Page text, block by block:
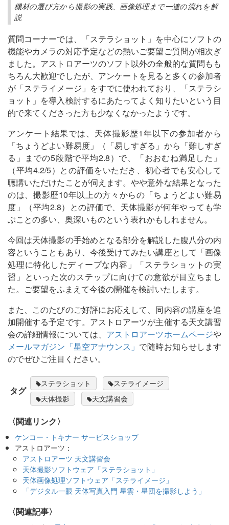
機材の選び方から撮影の実践、画像処理まで一連の流れを解
説
質問コーナーでは、「ステラショット」を中心にソフトの
機能やカメラの対応予定などの熱いご要望ご質問が相次ぎ
ました。アストロアーツのソフト以外の全般的な質問もも
ちろん大歓迎でしたが、アンケートを見ると多くの参加者
が「ステライメージ」をすでに使われており、「ステラシ
ョット」を導入検討するにあたってよく知りたいという目
的で来てくださった方も少なくなかったようです。
アンケート結果では、天体撮影歴1年以下の参加者から
「ちょうどよい難易度」（「易しすぎる」から「難しすぎ
る」までの5段階で平均2.8）で、「おおむね満足した」
（平均4.2/5）との評価をいただき、初心者でも安心して
聴講いただけたことが伺えます。やや意外な結果となった
のは、撮影歴10年以上の方々からの「ちょうどよい難易
度」（平均2.8）との評価で、天体撮影が何年やっても学
ぶことの多い、奥深いものという表れかもしれません。
今回は天体撮影の手始めとなる部分を解説した腹八分の内
容ということもあり、今後受けてみたい講座として「画像
処理に特化したディープな内容」「ステラショットの実
習」といった次のステップに向けての意欲が目立ちまし
た。ご要望をふまえて今後の開催を検討いたします。
また、このたびのご好評にお応えして、同内容の講座を追
加開催する予定です。アストロアーツが主催する天文講習
会の詳細情報については、 アストロアーツホームページや
メールマガジン「星空アナウンス」 で随時お知らせします
のでぜひご注目ください。
タグ
ステラショット
ステライメージ
天体撮影
天文講習会
〈関連リンク〉
ケンコー・トキナー サービスショップ
アストロアーツ：
アストロアーツ 天文講習会
天体撮影ソフトウェア「ステラショット」
天体画像処理ソフトウェア「ステライメージ」
「デジタル一眼 天体写真入門 星雲・星団を撮影しよう」
関連記事